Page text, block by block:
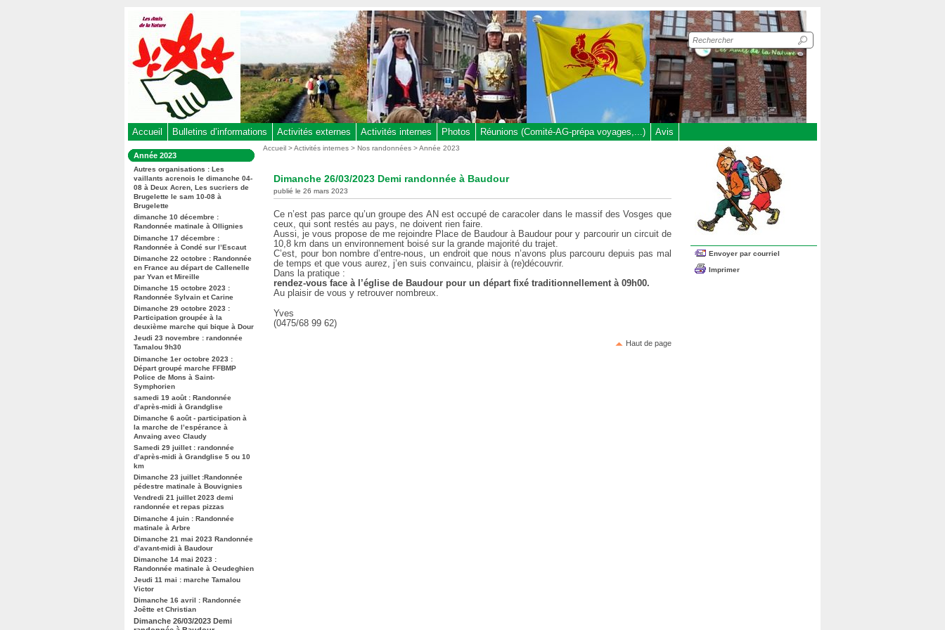
Recherche
sur
le
site
Accueil Bulletins d’informations Activités externes Activités internes Photos Réunions (Comité-AG-prépa voyages,...) Avis
Dans
la
rubrique
:
Année 2023
Autres organisations : Les
vaillants acrenois le dimanche 04-
08 à Deux Acren, Les sucriers de
Brugelette le sam 10-08 à
Brugelette
dimanche 10 décembre :
Randonnée matinale à Ollignies
Dimanche 17 décembre :
Randonnée à Condé sur l’Escaut
Dimanche 22 octobre : Randonnée
en France au départ de Callenelle
par Yvan et Mireille
Dimanche 15 octobre 2023 :
Randonnée Sylvain et Carine
Dimanche 29 octobre 2023 :
Participation groupée à la
deuxième marche qui bique à Dour
Jeudi 23 novembre : randonnée
Tamalou 9h30
Dimanche 1er octobre 2023 :
Départ groupé marche FFBMP
Police de Mons à Saint-
Symphorien
samedi 19 août : Randonnée
d’après-midi à Grandglise
Dimanche 6 août - participation à
la marche de l’espérance à
Anvaing avec Claudy
Samedi 29 juillet : randonnée
d’après-midi à Grandglise 5 ou 10
km
Dimanche 23 juillet :Randonnée
pédestre matinale à Bouvignies
Vendredi 21 juillet 2023 demi
randonnée et repas pizzas
Dimanche 4 juin : Randonnée
matinale à Arbre
Dimanche 21 mai 2023 Randonnée
d’avant-midi à Baudour
Dimanche 14 mai 2023 :
Randonnée matinale à Oeudeghien
Jeudi 11 mai : marche Tamalou
Victor
Dimanche 16 avril : Randonnée
Joêtte et Christian
Dimanche 26/03/2023 Demi
Vous
Accueil >Activités internes >Nos randonnées>Année 2023
Dimanche 26/03/2023 Demi randonnée à Baudour
publié le 26 mars 2023
Ce n’est pas parce qu’un groupe des AN est occupé de caracoler dans le massif des Vosges que
ceux, qui sont restés au pays, ne doivent rien faire.
Aussi, je vous propose de me rejoindre Place de Baudour à Baudour pour y parcourir un circuit de
10,8 km dans un environnement boisé sur la grande majorité du trajet.
C’est, pour bon nombre d’entre-nous, un endroit que nous n’avons plus parcouru depuis pas mal
de temps et que vous aurez, j’en suis convaincu, plaisir à (re)découvrir.
Dans la pratique :
rendez-vous face à l’église de Baudour pour un départ fixé traditionnellement à 09h00.
Au plaisir de vous y retrouver nombreux.
Yves
(0475/68 99 62)
Haut de page
Envoyer par courriel
Imprimer